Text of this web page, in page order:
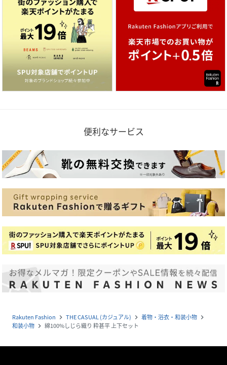
便利なサービス
Rakuten Fashion navigate_next THE CASUAL (カジュアル) navigate_next 着物・浴衣・和装小物 navigate_next
和装小物 navigate_next 綿100%しじら織り 粋甚平 上下セット